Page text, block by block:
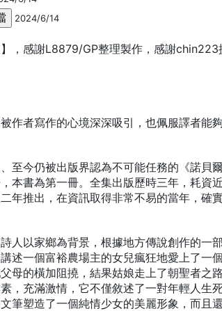
2024/6/14
，感謝L8879/GP整理製作，感謝chin223
被作者寫作的心境深深吸引，也佩服譯者能
至今仍被出版界認為不可能任務的《諾貝
本書為第一冊。全集出版歷時三年，耗資
年推出，在資訊取得非常不易的當年，確
人以家鄉為背景，根據地方傳說創作的一
述一個富裕農場主的女兒瘋狂地愛上了一
母的橫加阻撓，結果姑娘走上了朝聖者之
，充滿激情，它不僅敘述了一對年輕人生
筆塑造了一個純情少女的美麗形象，而且